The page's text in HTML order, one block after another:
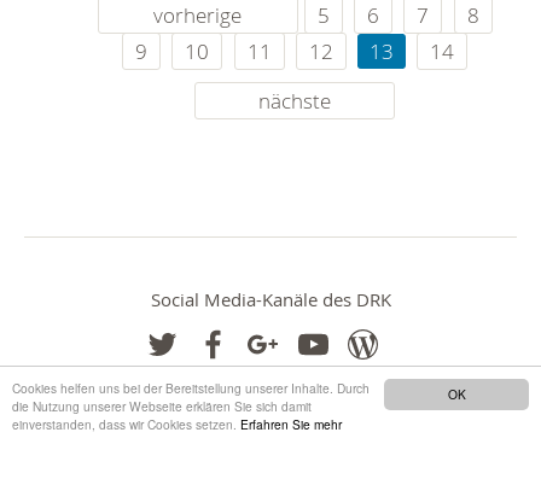
OK
Cookies helfen uns bei der Bereitstellung unserer Inhalte. Durch
die Nutzung unserer Webseite erklären Sie sich damit
einverstanden, dass wir Cookies setzen. Erfahren Sie mehr
vorherige 5 6 7
8
9
10 11 12 13
14
nächste
Social Media-Kanäle des DRK